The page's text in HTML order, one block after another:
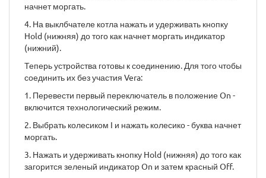
начнет моргать.
4. На выклбчателе котла нажать и удерживать кнопку
Hold (нижняя) до того как начнет моргать индикатор
(нижний).
Теперь устройства готовы к соединению. Для того чтобы
соединить их без участия Vera:
1. Перевести первый переключатель в положение On -
включится технологический режим.
2. Выбрать колесиком I и нажать колесико - буква начнет
моргать.
3. Нажать и удерживать кнопку Hold (нижняя) до того как
загорится зеленый индикатор On и затем красный Off.